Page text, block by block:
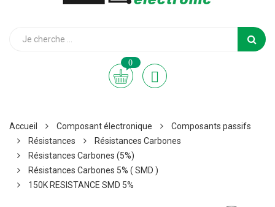
0
Accueil Composant électronique
Composants passifs
Résistances
Résistances Carbones
Résistances Carbones (5%)
Résistances Carbones 5% ( SMD )
150K RESISTANCE SMD 5%